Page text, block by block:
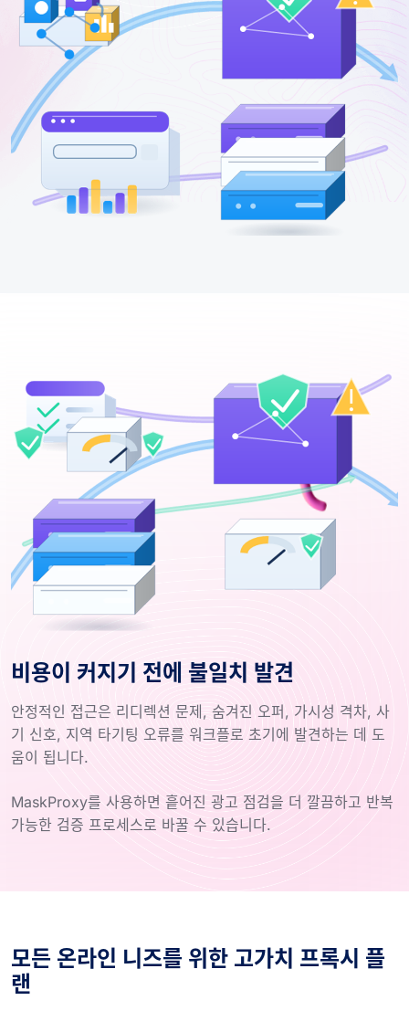
비용이 커지기 전에 불일치 발견
안정적인 접근은 리디렉션 문제, 숨겨진 오퍼, 가시성 격차, 사
기 신호, 지역 타기팅 오류를 워크플로 초기에 발견하는 데 도
움이 됩니다.
MaskProxy를 사용하면 흩어진 광고 점검을 더 깔끔하고 반복
가능한 검증 프로세스로 바꿀 수 있습니다.
모든 온라인 니즈를 위한 고가치 프록시 플
랜